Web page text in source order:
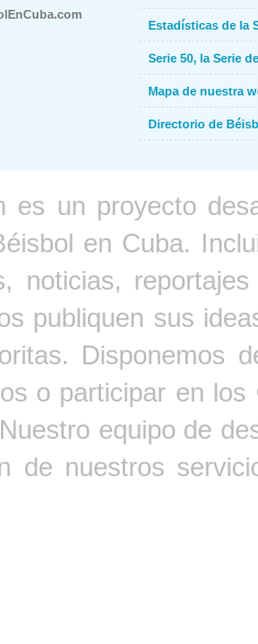
Estadísticas de la
Serie 50, la Serie
Mapa de nuestra
Directorio de
es un proyecto
en Cuba.
noticias,
publiquen sus
Disponemos
o participar en
equipo de
de nuestros